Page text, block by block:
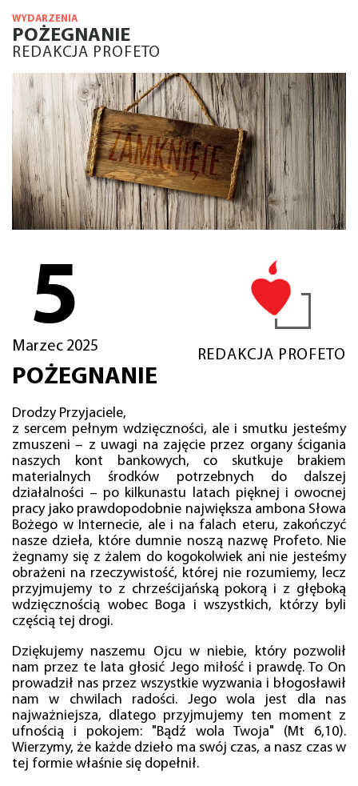
WYDARZENIA
POŻEGNANIE
REDAKCJA PROFETO
5
Marzec 2025
REDAKCJA PROFETO
POŻEGNANIE
Drodzy Przyjaciele,
z sercem pełnym wdzięczności, ale i smutku jesteśmy
zmuszeni – z uwagi na zajęcie przez organy ścigania
naszych kont bankowych, co skutkuje brakiem
materialnych środków potrzebnych do dalszej
działalności – po kilkunastu latach pięknej i owocnej
pracy jako prawdopodobnie największa ambona Słowa
Bożego w Internecie, ale i na falach eteru, zakończyć
nasze dzieła, które dumnie noszą nazwę Profeto. Nie
żegnamy się z żalem do kogokolwiek ani nie jesteśmy
obrażeni na rzeczywistość, której nie rozumiemy, lecz
przyjmujemy to z chrześcijańską pokorą i z głęboką
wdzięcznością wobec Boga i wszystkich, którzy byli
częścią tej drogi.
Dziękujemy naszemu Ojcu w niebie, który pozwolił
nam przez te lata głosić Jego miłość i prawdę. To On
prowadził nas przez wszystkie wyzwania i błogosławił
nam w chwilach radości. Jego wola jest dla nas
najważniejsza, dlatego przyjmujemy ten moment z
ufnością i pokojem: "Bądź wola Twoja" (Mt 6,10).
Wierzymy, że każde dzieło ma swój czas, a nasz czas w
tej formie właśnie się dopełnił.